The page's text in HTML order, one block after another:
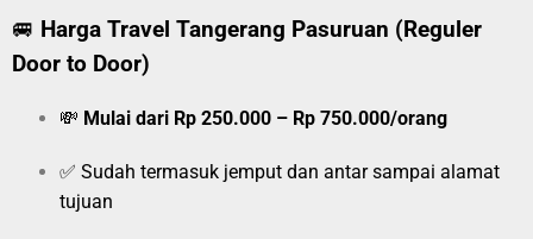
🚐 Harga Travel Tangerang Pasuruan (Reguler
Door to Door)
💸 Mulai dari Rp 250.000 – Rp 750.000/orang
✅ Sudah termasuk jemput dan antar sampai alamat
tujuan